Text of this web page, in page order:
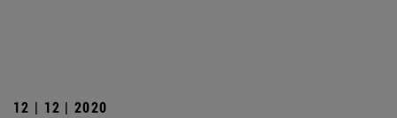
12 | 12 | 2020